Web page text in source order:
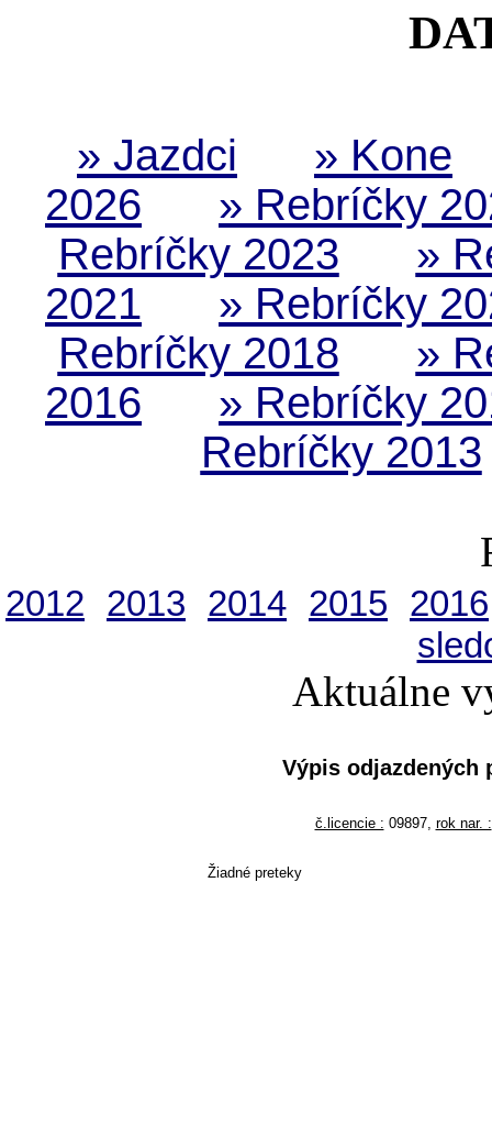
» Jazdci
» Kone
2026
» Rebríčky
Rebríčky 2023
»
2021
» Rebríčky
Rebríčky 2018
»
2016
» Rebríčky
Rebríčky 2013
2012 2013 2014 2015
2016
Aktuálne
Výpis odjazdených
č.licencie : 09897, rok nar. :
Žiadné preteky